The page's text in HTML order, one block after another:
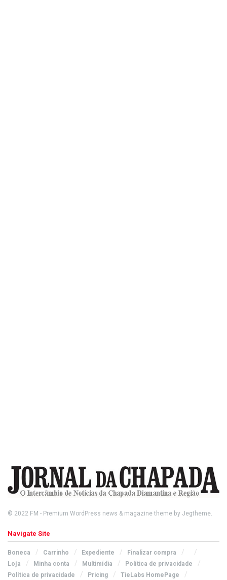
© 2022 FM - Premium WordPress news & magazine theme by Jegtheme.
Navigate Site
Boneca Carrinho Expediente
Finalizar compra
Loja
Minha conta Multimídia
Política de privacidade
Política de privacidade
Pricing TieLabs HomePage